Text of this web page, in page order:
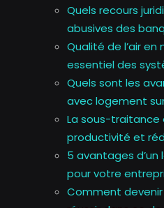
Quels recours
abusives des
Qualité de l’air en
essentiel des
Quels sont les
avec logement
La sous-traitance
productivité et
5 avantages
pour votre
Comment